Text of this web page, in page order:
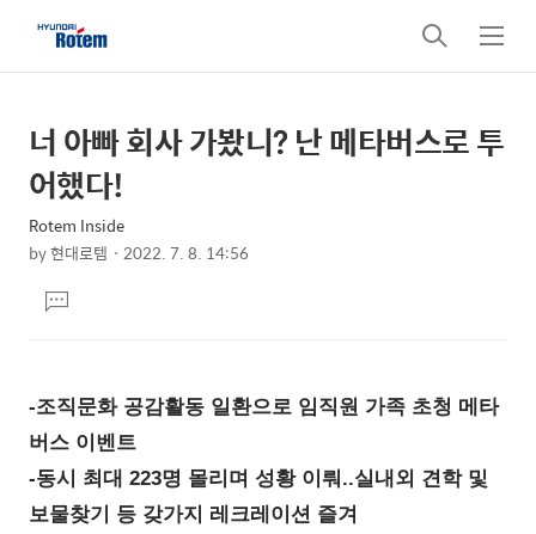
검
색
메
뉴
상
세
텐
본
제
목
너 아빠 회사 가봤니? 난 메타버스로 투
어했다!
Rotem Inside
by현대로템 2022. 7. 8. 14:56
문댓
글
-조직문화 공감활동 일환으로 임직원 가족 초청 메타
버스 이벤트
-동시 최대 223명 몰리며 성황 이뤄..실내외 견학 및
보물찾기 등 갖가지 레크레이션 즐겨